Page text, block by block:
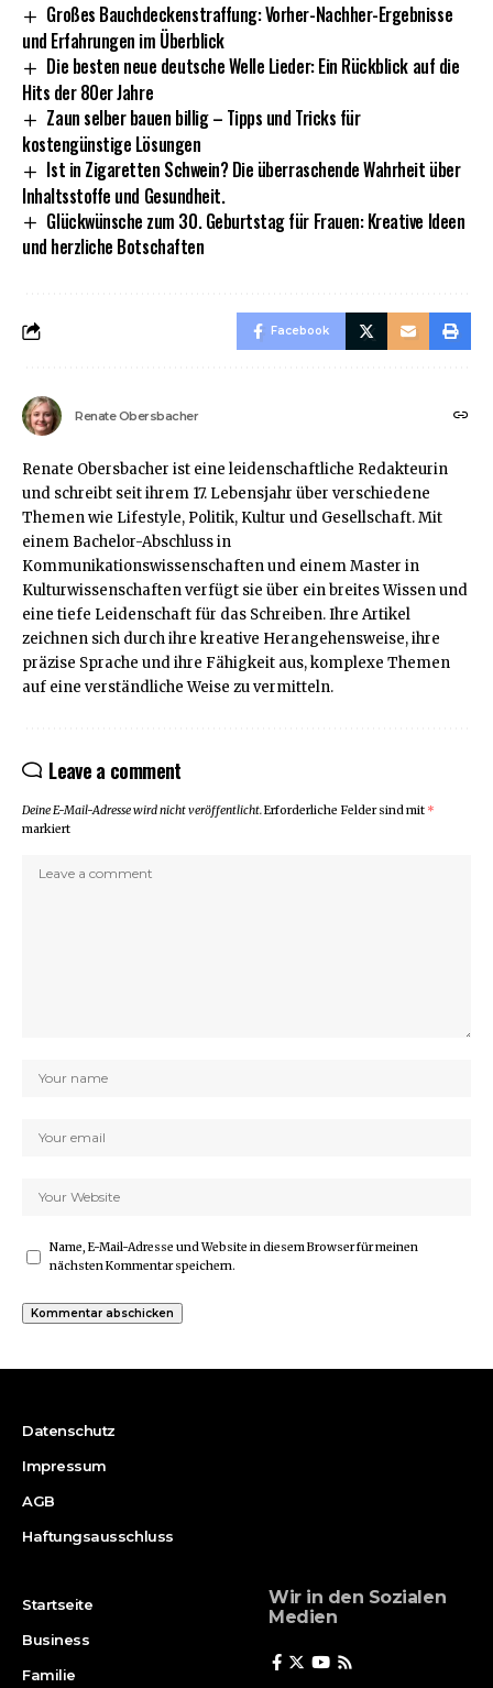
Großes Bauchdeckenstraffung: Vorher-Nachher-Ergebnisse
und Erfahrungen im Überblick
Die besten neue deutsche Welle Lieder: Ein Rückblick auf die
Hits der 80er Jahre
Zaun selber bauen billig – Tipps und Tricks für
kostengünstige Lösungen
Ist in Zigaretten Schwein? Die überraschende Wahrheit über
Inhaltsstoffe und Gesundheit.
Glückwünsche zum 30. Geburtstag für Frauen: Kreative Ideen
und herzliche Botschaften
Facebook
Renate Obersbacher
Renate Obersbacher ist eine leidenschaftliche Redakteurin
und schreibt seit ihrem 17. Lebensjahr über verschiedene
Themen wie Lifestyle, Politik, Kultur und Gesellschaft. Mit
einem Bachelor-Abschluss in
Kommunikationswissenschaften und einem Master in
Kulturwissenschaften verfügt sie über ein breites Wissen und
eine tiefe Leidenschaft für das Schreiben. Ihre Artikel
zeichnen sich durch ihre kreative Herangehensweise, ihre
präzise Sprache und ihre Fähigkeit aus, komplexe Themen
auf eine verständliche Weise zu vermitteln.
Leave a comment
Deine E-Mail-Adresse wird nicht veröffentlicht.Erforderliche Felder sind mit *
markiert
Name, E-Mail-Adresse und Website in diesem Browser für meinen
nächsten Kommentar speichern.
Datenschutz
Impressum
AGB
Haftungsausschluss
Startseite
Business
Familie
Wir in den Sozialen
Medien